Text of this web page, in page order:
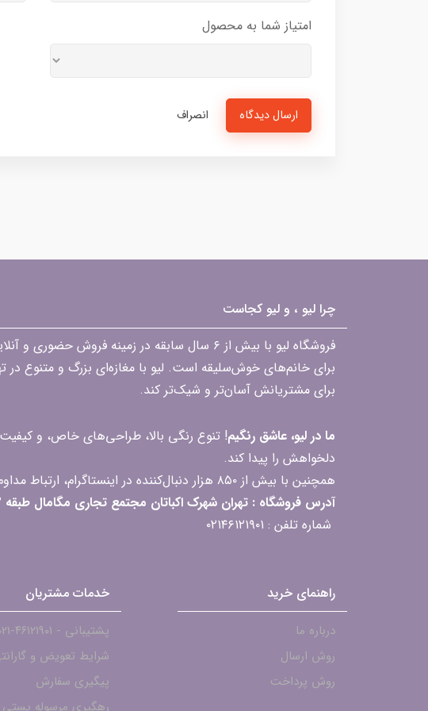
امتیاز شما به محصول
ارسال دیدگاه انصراف
چرا لیو ، و لیو کجاست
فروشگاه لیو با بیش از ۶ سال سابقه در زمینه
برای خانم‌های خوش‌سلیقه است. لیو با مغازه‌ای بزرگ و متنوع
برای مشتریانش آسان‌تر و شیک‌تر کند.
ما در لیو، عاشق رنگیم! تنوع رنگی بالا، طراحی‌های خاص، و
دلخواهش را پیدا کند.
همچنین با بیش از ۸۵۰ هزار دنبال‌کننده در اینستاگرام، ارتباط مداوم و پاسخ‌گویی به سؤالات و بازخوردهای شما را یکی از افتخارات‌مان می‌دانیم
آدرس فروشگاه : تهران شهرک اکباتان مجتمع تجاری مگامال طبقه F2 واحد 237-239 ( فروشگاه لیو هپی)
شماره تلفن : ۰۲۱۴۶۱۲۱۹۰۱
راهنمای خرید
درباره ما
روش ارسال
روش پرداخت
خدمات مشتریان
پشتیبانی - ۴۶۱۲۱۹۰۱-021
شرایط تعویض و
پیگیری سفارش
رهگیری مرسوله پستی